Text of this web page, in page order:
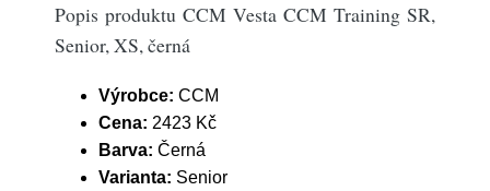
Popis produktu CCM Vesta CCM Training SR,
Senior, XS, černá
Výrobce: CCM
Cena: 2423 Kč
Barva: Černá
Varianta: Senior